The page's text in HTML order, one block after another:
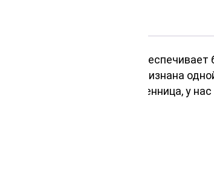
на открытом воздухе обеспечивает
сибирская лиственница признана
сибирская лиственница, у